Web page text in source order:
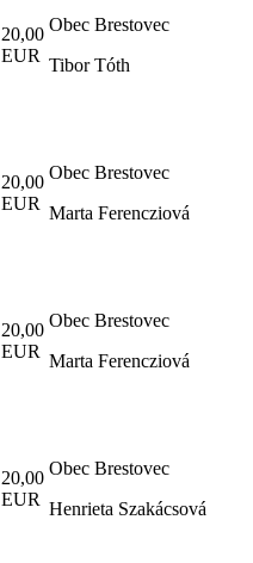
20,00
EUR
Obec Brestovec
Tibor Tóth
20,00
EUR
Obec Brestovec
Marta Ferencziová
20,00
EUR
Obec Brestovec
Marta Ferencziová
20,00
EUR
Obec Brestovec
Henrieta Szakácsová